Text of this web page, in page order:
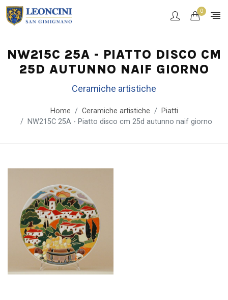
0
NW215C 25A - PIATTO DISCO CM
25D AUTUNNO NAIF GIORNO
Ceramiche artistiche
Home Ceramiche artistiche
Piatti
NW215C 25A - Piatto disco cm 25d autunno naif giorno